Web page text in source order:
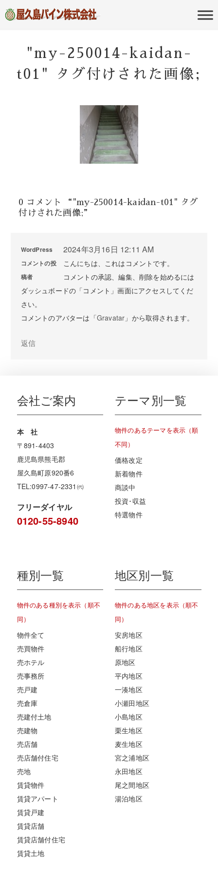
屋久島パイン
株式会社
のポータルサイト
"my-250014-kaidan-
t01" タグ付けされた画像;
0 コメント “"my-250014-kaidan-t01" タグ
付けされた画像;”
WordPress
コメントの投
稿者
2024年3月16日 12:11 AM
こんにちは、これはコメントです。
コメントの承認、編集、削除を始めるには
ダッシュボードの「コメント」画面にアクセスしてくだ
さい。
コメントのアバターは「Gravatar 」から取得されます。
返信
会社ご案内
本 社
〒891-4403
鹿児島県熊毛郡
屋久島町原920番6
TEL:0997-47-2331㈹
フリーダイヤル
0120-55-8940
テーマ別一覧
物件のあるテーマを表示（順
不同）
価格改定
新着物件
商談中
投資･収益
特選物件
種別一覧
物件のある種別を表示（順不
同）
物件全て
売買物件
売ホテル
売事務所
売戸建
売倉庫
売建付土地
売建物
売店舗
売店舗付住宅
売地
賃貸物件
賃貸アパート
賃貸戸建
賃貸店舗
賃貸店舗付住宅
賃貸土地
地区別一覧
物件のある地区を表示（順不
同）
安房地区
船行地区
原地区
平内地区
一湊地区
小瀬田地区
小島地区
栗生地区
麦生地区
宮之浦地区
永田地区
尾之間地区
湯泊地区